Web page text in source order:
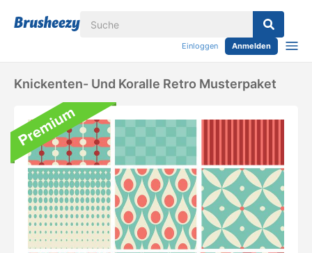
Einloggen Anmelden
Knickenten- Und Koralle Retro Musterpaket